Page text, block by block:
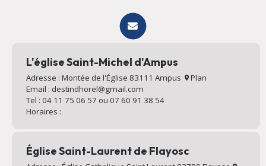
L'église Saint-Michel d'Ampus
Adresse : Montée de l'Église 83111 Ampus
Plan
Email : destindhorel@gmail.com
Tel : 04 11 75 06 57 ou 07 60 91 38 54
Horaires :
Église Saint-Laurent de Flayosc